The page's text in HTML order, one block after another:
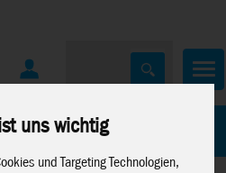
uns wichtig
und Targeting Technologien,
Marken